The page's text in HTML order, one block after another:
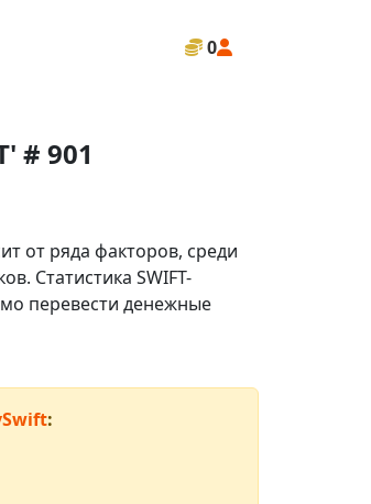
0
# 901
от ряда факторов, среди
Статистика SWIFT-
перевести денежные
: